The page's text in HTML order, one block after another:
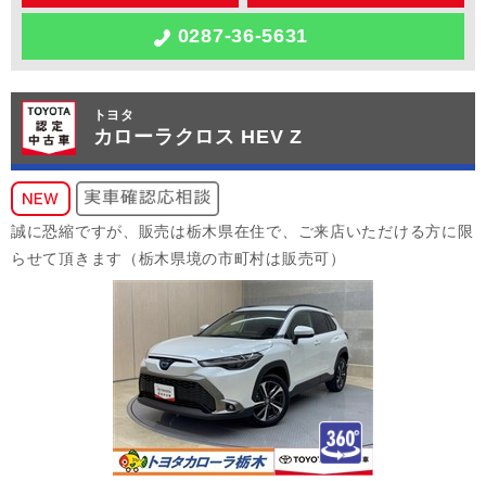
0287-36-5631
トヨタ
カローラクロス HEV Z
誠に恐縮ですが、販売は栃木県在住で、ご来店いただける方に限
らせて頂きます（栃木県境の市町村は販売可）